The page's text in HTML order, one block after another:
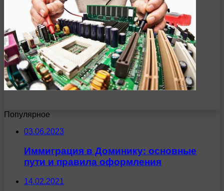
Популярное
03.06.2023
Иммиграция в Доминику: основные
пути и правила оформления
14.02.2021